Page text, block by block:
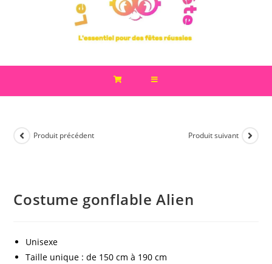
Produit précédent Produit suivant
Costume gonflable Alien
Unisexe
Taille unique : de 150 cm à 190 cm